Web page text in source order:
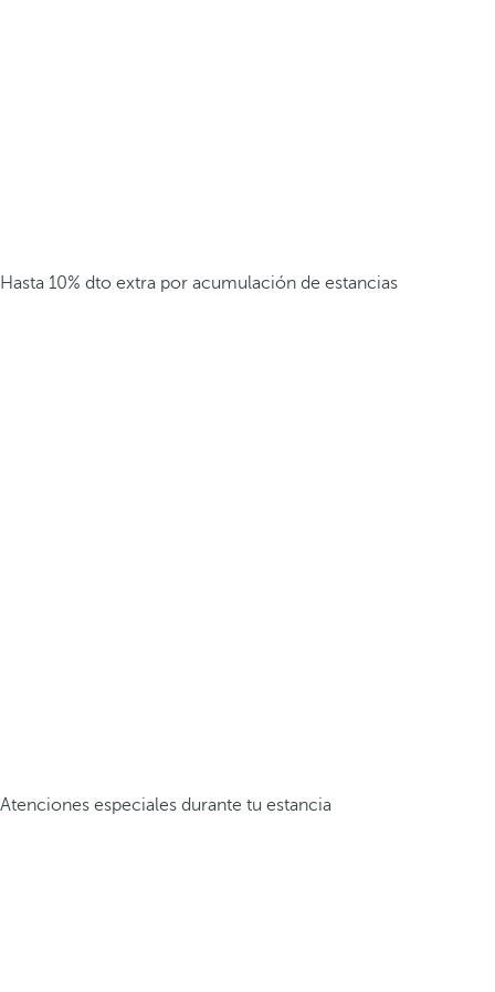
Hasta 10% dto extra por acumulación de estancias
Atenciones especiales durante tu estancia